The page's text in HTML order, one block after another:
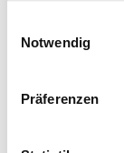
Notwendig
Präferenzen
Marketing (5)
auf Webseiten